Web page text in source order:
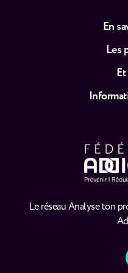
Le réseau Analyse ton
En
Les